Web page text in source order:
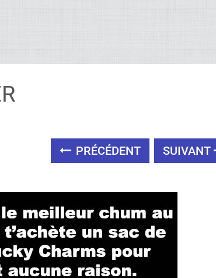
PRÉCÉDENT SUIVANT